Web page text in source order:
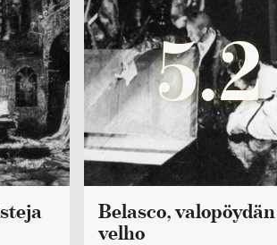
5.2
Belasco, valopöydän
velho